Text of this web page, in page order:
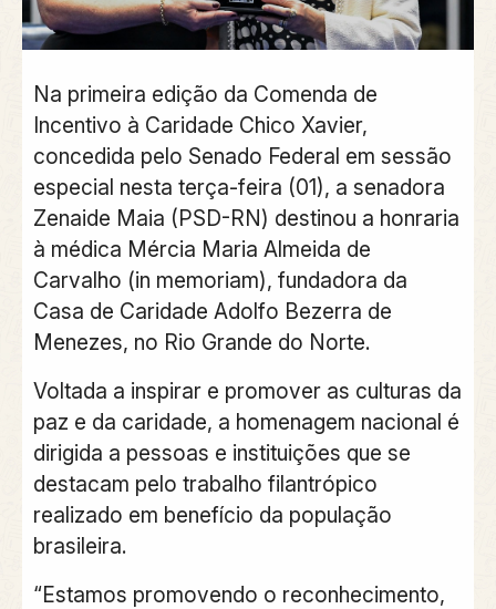
Na primeira edição da Comenda de
Incentivo à Caridade Chico Xavier,
concedida pelo Senado Federal em sessão
especial nesta terça-feira (01), a senadora
Zenaide Maia (PSD-RN) destinou a honraria
à médica Mércia Maria Almeida de
Carvalho (in memoriam), fundadora da
Casa de Caridade Adolfo Bezerra de
Menezes, no Rio Grande do Norte.
Voltada a inspirar e promover as culturas da
paz e da caridade, a homenagem nacional é
dirigida a pessoas e instituições que se
destacam pelo trabalho filantrópico
realizado em benefício da população
brasileira.
“Estamos promovendo o reconhecimento,